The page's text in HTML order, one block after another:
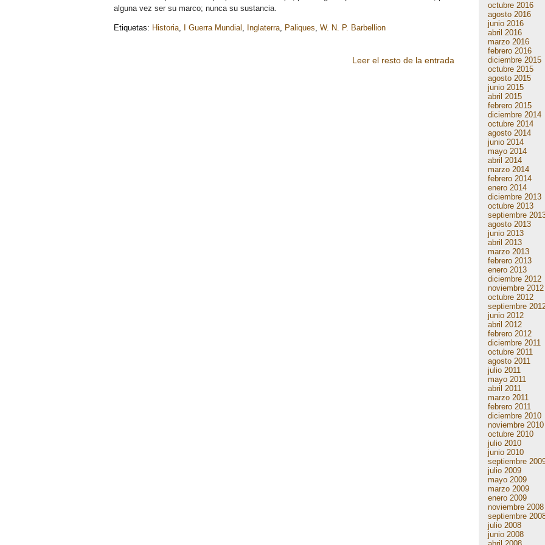
alguna vez ser su marco; nunca su sustancia.
Etiquetas: Historia, I Guerra Mundial , Inglaterra, Paliques, W. N. P. Barbellion
Leer el resto de la entrada
octubre 2016
agosto 2016
junio 2016
abril 2016
marzo 2016
febrero 2016
diciembre 2015
octubre 2015
agosto 2015
junio 2015
abril 2015
febrero 2015
diciembre 2014
octubre 2014
agosto 2014
junio 2014
mayo 2014
abril 2014
marzo 2014
febrero 2014
enero 2014
diciembre 2013
octubre 2013
septiembre
agosto 2013
junio 2013
abril 2013
marzo 2013
febrero 2013
enero 2013
diciembre 2012
noviembre 2012
octubre 2012
septiembre
junio 2012
abril 2012
febrero 2012
diciembre 2011
octubre 2011
agosto 2011
julio 2011
mayo 2011
abril 2011
marzo 2011
febrero 2011
diciembre 2010
noviembre 2010
octubre 2010
julio 2010
junio 2010
septiembre
julio 2009
mayo 2009
marzo 2009
enero 2009
noviembre 2008
septiembre
julio 2008
junio 2008
abril 2008